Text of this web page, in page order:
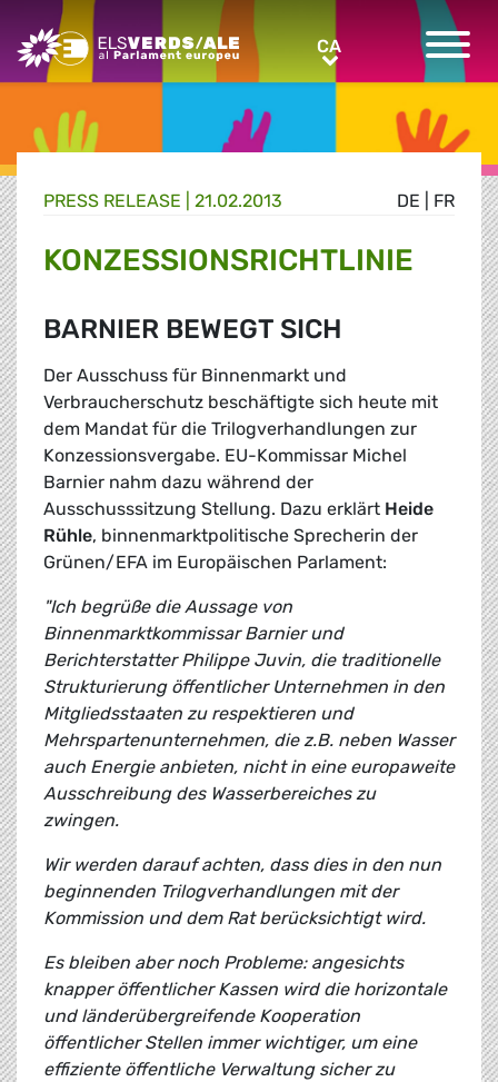
Greens/EFA Home CACA
DE FR
PRESS RELEASE | 21.02.2013
KONZESSIONSRICHTLINIE
BARNIER BEWEGT SICH
Der Ausschuss für Binnenmarkt und
Verbraucherschutz beschäftigte sich heute mit
dem Mandat für die Trilogverhandlungen zur
Konzessionsvergabe. EU-Kommissar Michel
Barnier nahm dazu während der
Ausschusssitzung Stellung. Dazu erklärt Heide
Rühle, binnenmarktpolitische Sprecherin der
Grünen/EFA im Europäischen Parlament:
"Ich begrüße die Aussage von
Binnenmarktkommissar Barnier und
Berichterstatter Philippe Juvin, die traditionelle
Strukturierung öffentlicher Unternehmen in den
Mitgliedsstaaten zu respektieren und
Mehrspartenunternehmen, die z.B. neben Wasser
auch Energie anbieten, nicht in eine europaweite
Ausschreibung des Wasserbereiches zu
zwingen.
Wir werden darauf achten, dass dies in den nun
beginnenden Trilogverhandlungen mit der
Kommission und dem Rat berücksichtigt wird.
Es bleiben aber noch Probleme: angesichts
knapper öffentlicher Kassen wird die horizontale
und länderübergreifende Kooperation
öffentlicher Stellen immer wichtiger, um eine
effiziente öffentliche Verwaltung sicher zu